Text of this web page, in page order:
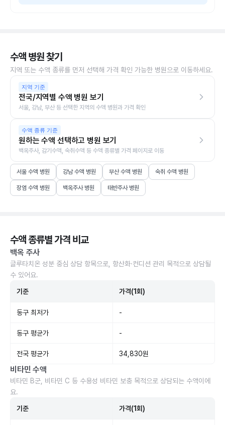
수액 병원 찾기
지역 또는 수액 종류를 먼저 선택해 가격 확인 가능한 병원으로 이동하세요.
지역 기준
전국/지역별 수액 병원 보기
서울, 강남, 부산 등 선택한 지역의 수액 병원과 가격 확인
수액 종류 기준
원하는 수액 선택하고 병원 보기
백옥주사, 감기수액, 숙취수액 등 수액 종류별 가격 페이지로 이동
서울 수액 병원 강남 수액 병원 부산 수액 병원 숙취 수액 병원
장염 수액 병원 백옥주사 병원 태반주사 병원
수액 종류별 가격 비교
백옥 주사
글루타치온 성분 중심 상담 항목으로, 항산화·컨디션 관리 목적으로 상담될
수 있어요.
기준 가격(1회)
동구 최저가 -
동구 평균가 -
전국 평균가 34,830원
비타민 수액
비타민 B군, 비타민 C 등 수용성 비타민 보충 목적으로 상담되는 수액이에
요.
기준 가격(1회)